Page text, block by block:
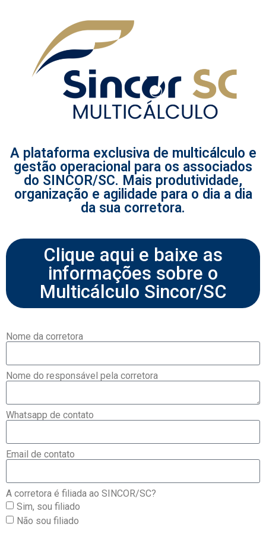
A plataforma exclusiva de multicálculo e
gestão operacional para os associados
do SINCOR/SC. Mais produtividade,
organização e agilidade para o dia a dia
da sua corretora.
Clique aqui e baixe as
informações sobre o
Multicálculo Sincor/SC
Nome da corretora
Nome do responsável pela corretora
Whatsapp de contato
Email de contato
A corretora é filiada ao SINCOR/SC?
Sim, sou filiado
Não sou filiado